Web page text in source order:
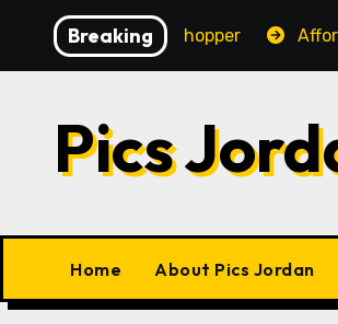
content
Breaking
for Every Shopper Affordable
Pics
Home About Pics Jordan